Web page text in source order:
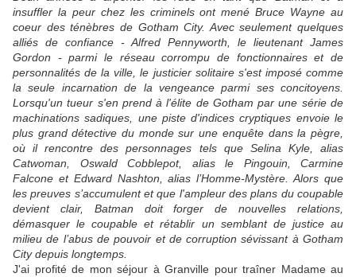
insuffler la peur chez les criminels ont mené Bruce Wayne au
coeur des ténèbres de Gotham City. Avec seulement quelques
alliés de confiance - Alfred Pennyworth, le lieutenant James
Gordon - parmi le réseau corrompu de fonctionnaires et de
personnalités de la ville, le justicier solitaire s'est imposé comme
la seule incarnation de la vengeance parmi ses concitoyens.
Lorsqu'un tueur s'en prend à l'élite de Gotham par une série de
machinations sadiques, une piste d'indices cryptiques envoie le
plus grand détective du monde sur une enquête dans la pègre,
où il rencontre des personnages tels que Selina Kyle, alias
Catwoman, Oswald Cobblepot, alias le Pingouin, Carmine
Falcone et Edward Nashton, alias l’Homme-Mystère. Alors que
les preuves s’accumulent et que l'ampleur des plans du coupable
devient clair, Batman doit forger de nouvelles relations,
démasquer le coupable et rétablir un semblant de justice au
milieu de l’abus de pouvoir et de corruption sévissant à Gotham
City depuis longtemps.
J'ai profité de mon séjour à Granville pour traîner Madame au